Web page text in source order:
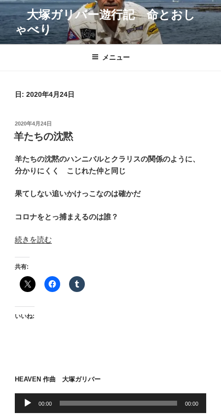
コ
ン
テ
ン
大塚ガリバー遊行記 命とおし
ゃべり
メニュー
日: 2020年4月24日
投
稿
日:
2020年4月24日
羊たちの沈黙
羊たちの沈黙のハンニバルとクラリスの関係のように、
分かりにくく こじれた仲と同じ
果てしない追いかけっこなのは確かだ
コロナをとっ捕まえるのは誰？
“羊
ち
沈
続きを読む
共有:
いいね:
HEAVEN 作曲 大塚ガリバー
00:00 00:00